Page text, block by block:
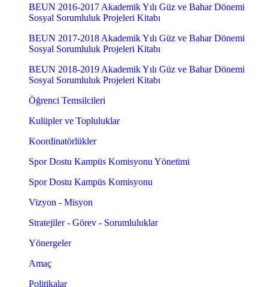
BEUN 2016-2017 Akademik Yılı Güz ve Bahar Dönemi
Sosyal Sorumluluk Projeleri Kitabı
BEUN 2017-2018 Akademik Yılı Güz ve Bahar Dönemi
Sosyal Sorumluluk Projeleri Kitabı
BEUN 2018-2019 Akademik Yılı Güz ve Bahar Dönemi
Sosyal Sorumluluk Projeleri Kitabı
Öğrenci Temsilcileri
Kulüpler ve Topluluklar
Koordinatörlükler
Spor Dostu Kampüs Komisyonu Yönetimi
Spor Dostu Kampüs Komisyonu
Vizyon - Misyon
Stratejiler - Görev - Sorumluluklar
Yönergeler
Amaç
Politikalar